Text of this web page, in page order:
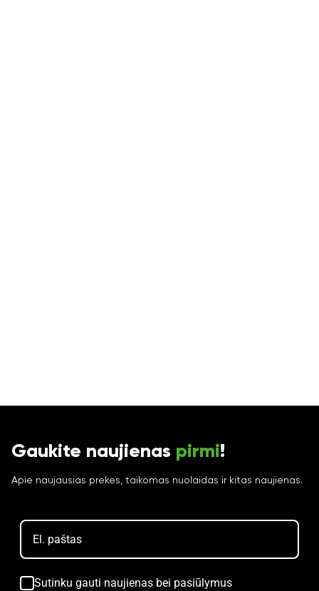
Gaukite naujienas pirmi!
Apie naujausias prekes, taikomas nuolaidas ir kitas naujienas.
Sutinku gauti naujienas bei pasiūlymus